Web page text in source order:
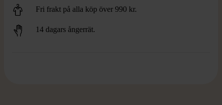
Fri frakt på alla köp över 990 kr.
14 dagars ångerrät.